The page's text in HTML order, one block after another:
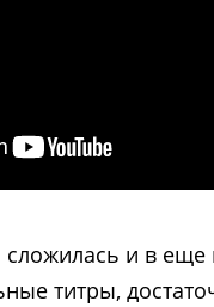
сложилась и в
титры,